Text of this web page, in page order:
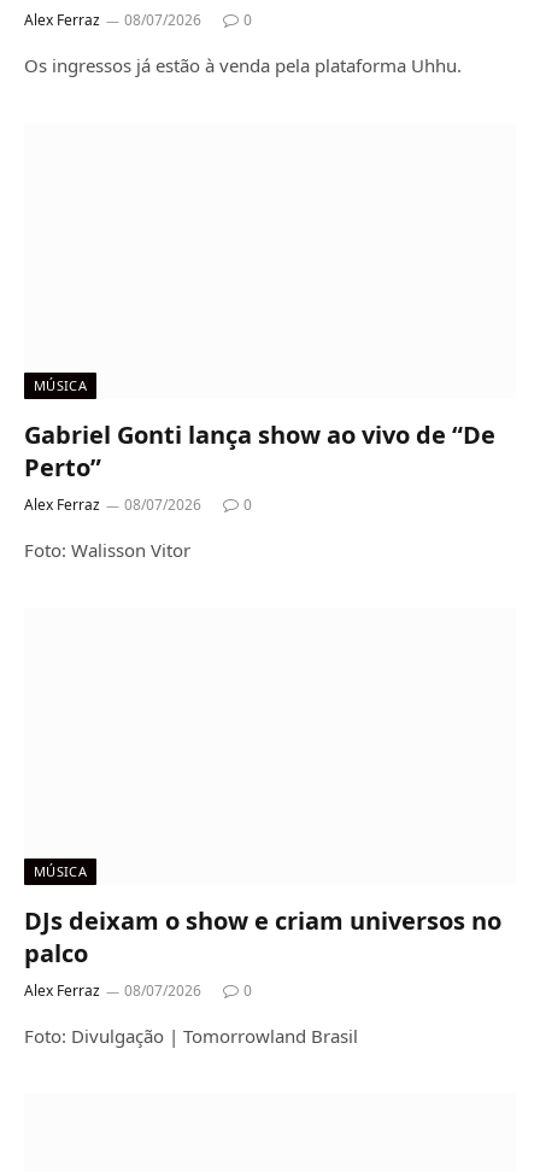
Alex Ferraz 08/07/2026 0
Os ingressos já estão à venda pela plataforma Uhhu.
MÚSICA
Gabriel Gonti lança show ao vivo de “De
Perto”
Alex Ferraz 08/07/2026 0
Foto: Walisson Vitor
MÚSICA
DJs deixam o show e criam universos no
palco
Alex Ferraz 08/07/2026 0
Foto: Divulgação | Tomorrowland Brasil